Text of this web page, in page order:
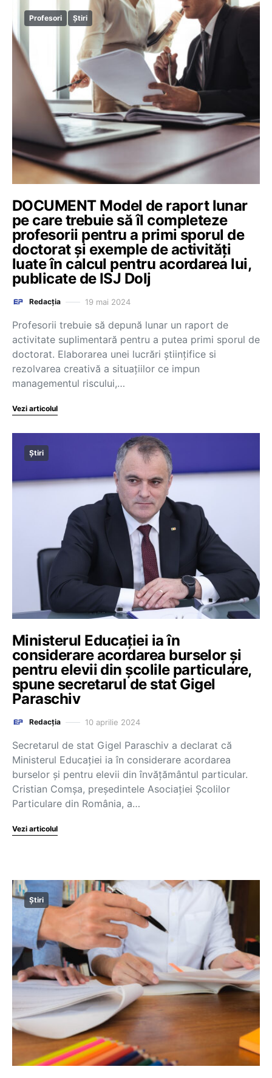
Profesori Știri
DOCUMENT Model de raport lunar
pe care trebuie să îl completeze
profesorii pentru a primi sporul de
doctorat și exemple de activități
luate în calcul pentru acordarea lui,
publicate de ISJ Dolj
Redacția 19 mai 2024
Profesorii trebuie să depună lunar un raport de
activitate suplimentară pentru a putea primi sporul de
doctorat. Elaborarea unei lucrări științifice si
rezolvarea creativă a situațiilor ce impun
managementul riscului,…
Vezi articolul
Știri
Ministerul Educației ia în
considerare acordarea burselor și
pentru elevii din școlile particulare,
spune secretarul de stat Gigel
Paraschiv
Redacția 10 aprilie 2024
Secretarul de stat Gigel Paraschiv a declarat că
Ministerul Educației ia în considerare acordarea
burselor și pentru elevii din învățământul particular.
Cristian Comșa, președintele Asociației Școlilor
Particulare din România, a…
Vezi articolul
Știri